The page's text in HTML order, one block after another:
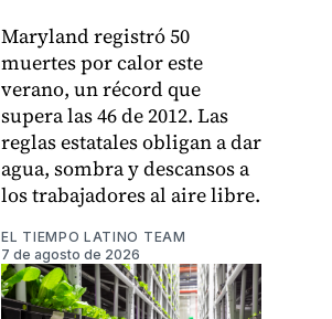
Maryland registró 50
muertes por calor este
verano, un récord que
supera las 46 de 2012. Las
reglas estatales obligan a dar
agua, sombra y descansos a
los trabajadores al aire libre.
EL TIEMPO LATINO TEAM
7 de agosto de 2026